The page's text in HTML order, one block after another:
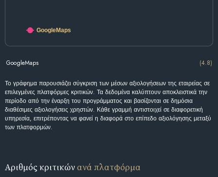
GoogleMaps
GoogleMaps (4.8)
Το γράφημα παρουσιάζει σύγκριση των μέσων αξιολογήσεων της εταιρείας σε
επιλεγμένες πλατφόρμες κριτικών. Τα δεδομένα καλύπτουν αποκλειστικά την
περίοδο από την έναρξη του προγράμματος και βασίζονται σε δημόσια
διαθέσιμες αξιολογήσεις χρηστών. Κάθε γραμμή αντιστοιχεί σε διαφορετική
υπηρεσία, επιτρέποντας να φανεί η διαφορά στο επίπεδο αξιολόγησης μεταξύ
των πλατφορμών.
Αριθμός κριτικών ανά πλατφόρμα